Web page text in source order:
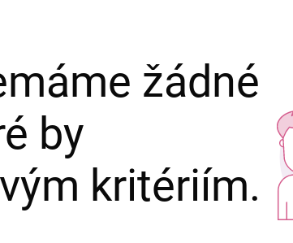
žádné
by
kritériím.